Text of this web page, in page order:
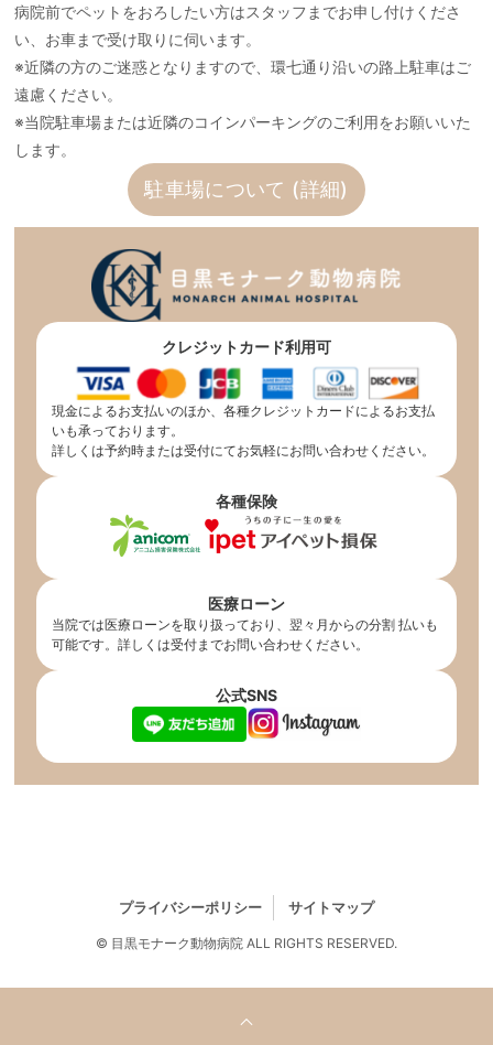
病院前でペットをおろしたい方はスタッフまでお申し付けくださ
い、お車まで受け取りに伺います。
※近隣の方のご迷惑となりますので、環七通り沿いの路上駐車はご
遠慮ください。
※当院駐車場または近隣のコインパーキングのご利用をお願いいた
します。
駐車場について (詳細)
クレジットカード利用可
現金によるお支払いのほか、各種クレジットカードによるお支払
いも承っております。
詳しくは予約時または受付にてお気軽にお問い合わせください。
各種保険
医療ローン
当院では医療ローンを取り扱っており、翌々月からの分割 払いも
可能です。詳しくは受付までお問い合わせください。
公式SNS
プライバシーポリシー サイトマップ
© 目黒モナーク動物病院 ALL RIGHTS RESERVED.